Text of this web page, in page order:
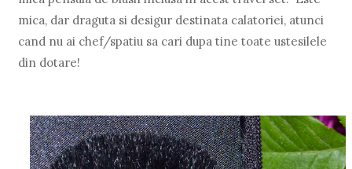
mica, dar draguta si desigur destinata calatoriei, atunci
cand nu ai chef/spatiu sa cari dupa tine toate ustesilele
din dotare!